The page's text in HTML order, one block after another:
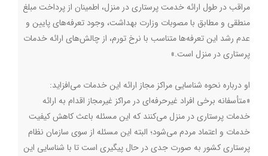
مراقب در طول ارائه خدمت پرستاری در منزل، اطمینان از پرداخت مبلغ
منطقی و مطابق با مصوبات وزارت بهداشت، وجود تعرفه‌های پایین و
عدم رشد این تعرفه‌ها متناسب با نرخ تورم، از چالش‌های ارائه خدمات
پرستاری در منزل است.»
او درباره نحوه شناسایی مراکز مجاز ارائه این خدمات می‌افزاید:
«متأسفانه برخی افراد غیرحرفه‌ای در مراکز غیرمجاز اقدام به ارائه
خدمات پرستاری در منزل می‌کنند که این مسئله باعث کاهش کیفیت
خدمات و اعتماد مردم می‌شود؛ البته این مسئله از سوی سازمان نظام
پرستاری کشور به صورت جدی در حال پیگیری است تا با شناسایی این